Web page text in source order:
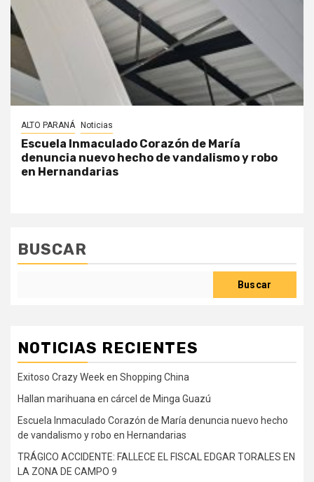
ALTO PARANÁ Noticias
Escuela Inmaculado Corazón de María
denuncia nuevo hecho de vandalismo y robo
en Hernandarias
BUSCAR
Buscar
NOTICIAS RECIENTES
Exitoso Crazy Week en Shopping China
Hallan marihuana en cárcel de Minga Guazú
Escuela Inmaculado Corazón de María denuncia nuevo hecho
de vandalismo y robo en Hernandarias
TRÁGICO ACCIDENTE: FALLECE EL FISCAL EDGAR TORALES EN
LA ZONA DE CAMPO 9